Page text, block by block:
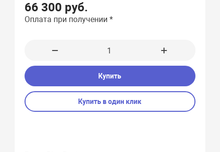
66 300 руб.
Оплата при получении *
Купить
Купить в один клик